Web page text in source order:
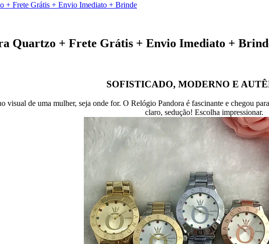
+ Frete Grátis + Envio Imediato + Brinde
Quartzo + Frete Grátis + Envio Imediato +
SOFISTICADO, MODERNO E
visual de uma mulher, seja onde for. O Relógio Pandora é fascinante e chegou
claro, sedução! Escolha impressionar.